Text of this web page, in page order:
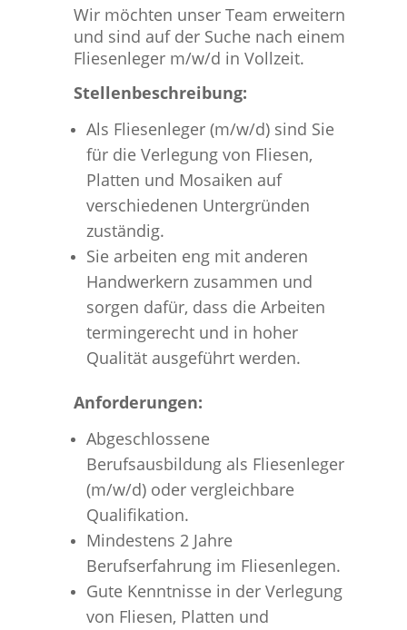
Wir möchten unser Team erweitern
und sind auf der Suche nach einem
Fliesenleger m/w/d in Vollzeit.
Stellenbeschreibung:
Als Fliesenleger (m/w/d) sind Sie
für die Verlegung von Fliesen,
Platten und Mosaiken auf
verschiedenen Untergründen
zuständig.
Sie arbeiten eng mit anderen
Handwerkern zusammen und
sorgen dafür, dass die Arbeiten
termingerecht und in hoher
Qualität ausgeführt werden.
Anforderungen:
Abgeschlossene
Berufsausbildung als Fliesenleger
(m/w/d) oder vergleichbare
Qualifikation.
Mindestens 2 Jahre
Berufserfahrung im Fliesenlegen.
Gute Kenntnisse in der Verlegung
von Fliesen, Platten und